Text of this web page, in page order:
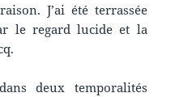
J’ai été terrassée
le regard lucide et la
deux temporalités